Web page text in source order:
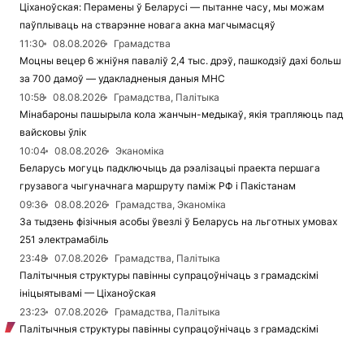
Ціханоўская: Перамены ў Беларусі — пытанне часу, мы можам
паўплываць на стварэнне новага акна магчымасцяў
11:30
08.08.2026
Грамадства
Моцны вецер 6 жніўня паваліў 2,4 тыс. дрэў, пашкодзіў дахі больш
за 700 дамоў — удакладненыя даныя МНС
10:58
08.08.2026
Грамадства, Палітыка
Мінабароны пашырыла кола жанчын-медыкаў, якія трапляюць пад
вайсковы ўлік
10:04
08.08.2026
Эканоміка
Беларусь могуць падключыць да рэалізацыі праекта першага
грузавога чыгуначнага маршруту паміж РФ і Пакістанам
09:36
08.08.2026
Грамадства, Эканоміка
За тыдзень фізічныя асобы ўвезлі ў Беларусь на льготных умовах
251 электрамабіль
23:48
07.08.2026
Грамадства, Палітыка
Палітычныя структуры павінны супрацоўнічаць з грамадскімі
ініцыятывамі — Ціханоўская
23:23
07.08.2026
Грамадства, Палітыка
Палітычныя структуры павінны супрацоўнічаць з грамадскімі